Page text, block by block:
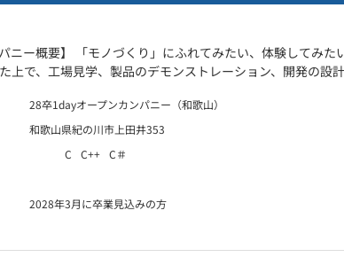
パニー概要】 「モノづくり」にふれてみたい、体験してみ
上で、工場見学、製品のデモンストレーション、開発の設
28卒1dayオープンカンパニー（和歌山）
和歌山県紀の川市上田井353
C C++ C＃
2028年3月に卒業見込みの方